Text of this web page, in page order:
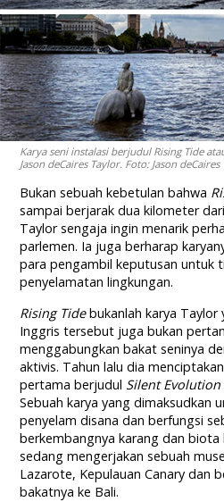
Karya seni instalasi berjudul Rising Tide
Jason deCaires Taylor. Foto: Jason
Bukan sebuah kebetulan bahwa
sampai berjarak dua kilometer
Taylor sengaja ingin menarik
parlemen. Ia juga berharap
para pengambil keputusan untuk
penyelamatan lingkungan.
Rising Tidebukanlah karya Taylor
Inggris tersebut juga bukan
menggabungkan bakat seninya
aktivis. Tahun lalu dia
pertama berjudul Silent Evolution
Sebuah karya yang dimaksudkan
penyelam disana dan berfungsi
berkembangnya karang dan biota
sedang mengerjakan sebuah
Lazarote, Kepulauan Canary dan
bakatnya ke Bali.